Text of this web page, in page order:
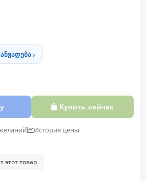
›
Купить сейчас
История цены
этот товар